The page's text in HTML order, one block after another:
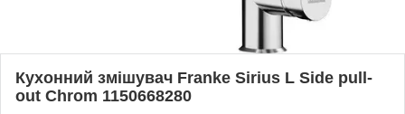
Кухонний змішувач Franke Sirius L Side pull-
out Chrom 1150668280